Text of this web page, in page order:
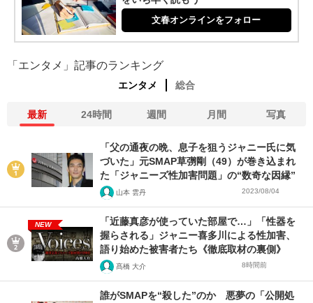
文春オンラインをフォロー
「エンタメ」記事のランキング
エンタメ 総合
最新 24時間 週間 月間 写真
「父の通夜の晩、息子を狙うジャニー氏に気
づいた」元SMAP草彅剛（49）が巻き込まれ
た「ジャニーズ性加害問題」の“数奇な因縁”
山本 雲丹 2023/08/04
NEW
「近藤真彦が使っていた部屋で…」「性器を
握らされる」ジャニー喜多川による性加害、
語り始めた被害者たち《徹底取材の裏側》
髙橋 大介 8時間前
誰がSMAPを“殺した”のか 悪夢の「公開処